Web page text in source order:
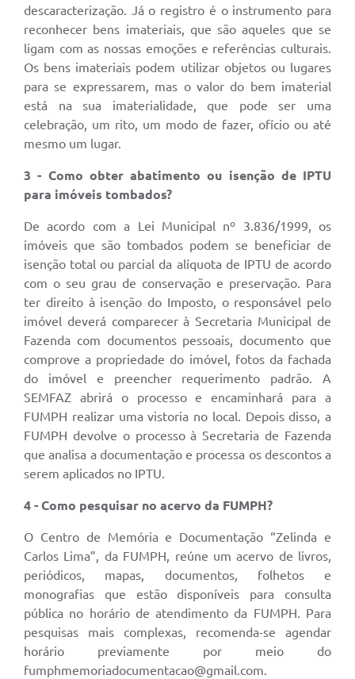
descaracterização. Já o registro é o instrumento para
reconhecer bens imateriais, que são aqueles que se
ligam com as nossas emoções e referências culturais.
Os bens imateriais podem utilizar objetos ou lugares
para se expressarem, mas o valor do bem imaterial
está na sua imaterialidade, que pode ser uma
celebração, um rito, um modo de fazer, ofício ou até
mesmo um lugar.
3 - Como obter abatimento ou isenção de IPTU
para imóveis tombados?
De acordo com a Lei Municipal nº 3.836/1999, os
imóveis que são tombados podem se beneficiar de
isenção total ou parcial da alíquota de IPTU de acordo
com o seu grau de conservação e preservação. Para
ter direito à isenção do Imposto, o responsável pelo
imóvel deverá comparecer à Secretaria Municipal de
Fazenda com documentos pessoais, documento que
comprove a propriedade do imóvel, fotos da fachada
do imóvel e preencher requerimento padrão. A
SEMFAZ abrirá o processo e encaminhará para a
FUMPH realizar uma vistoria no local. Depois disso, a
FUMPH devolve o processo à Secretaria de Fazenda
que analisa a documentação e processa os descontos a
serem aplicados no IPTU.
4 - Como pesquisar no acervo da FUMPH?
O Centro de Memória e Documentação “Zelinda e
Carlos Lima”, da FUMPH, reúne um acervo de livros,
periódicos, mapas, documentos, folhetos e
monografias que estão disponíveis para consulta
pública no horário de atendimento da FUMPH. Para
pesquisas mais complexas, recomenda-se agendar
horário previamente por meio do
fumphmemoriadocumentacao@gmail.com.